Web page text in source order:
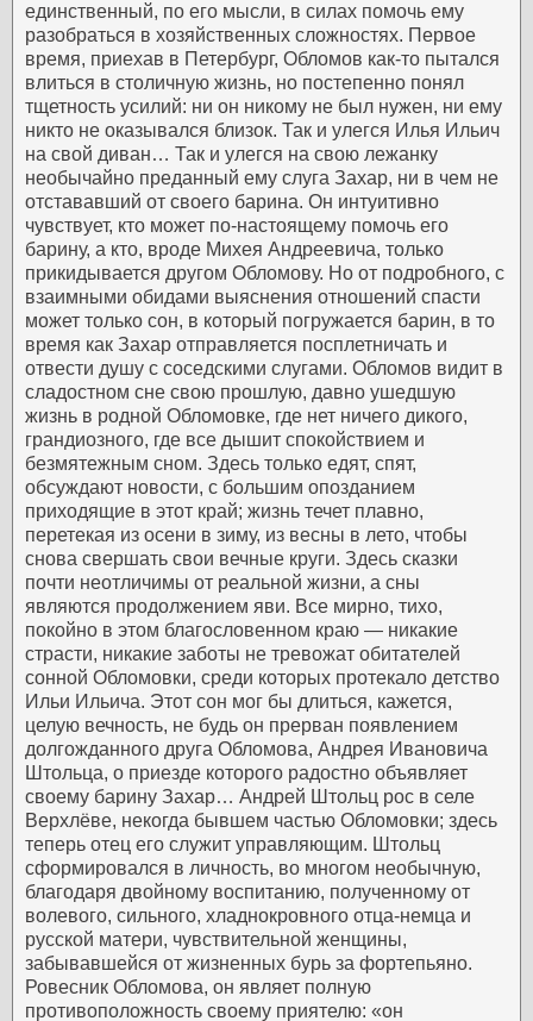
единственный, по его мысли, в силах помочь ему
разобраться в хозяйственных сложностях. Первое
время, приехав в Петербург, Обломов как-то пытался
влиться в столичную жизнь, но постепенно понял
тщетность усилий: ни он никому не был нужен, ни ему
никто не оказывался близок. Так и улегся Илья Ильич
на свой диван… Так и улегся на свою лежанку
необычайно преданный ему слуга Захар, ни в чем не
отстававший от своего барина. Он интуитивно
чувствует, кто может по-настоящему помочь его
барину, а кто, вроде Михея Андреевича, только
прикидывается другом Обломову. Но от подробного, с
взаимными обидами выяснения отношений спасти
может только сон, в который погружается барин, в то
время как Захар отправляется посплетничать и
отвести душу с соседскими слугами. Обломов видит в
сладостном сне свою прошлую, давно ушедшую
жизнь в родной Обломовке, где нет ничего дикого,
грандиозного, где все дышит спокойствием и
безмятежным сном. Здесь только едят, спят,
обсуждают новости, с большим опозданием
приходящие в этот край; жизнь течет плавно,
перетекая из осени в зиму, из весны в лето, чтобы
снова свершать свои вечные круги. Здесь сказки
почти неотличимы от реальной жизни, а сны
являются продолжением яви. Все мирно, тихо,
покойно в этом благословенном краю — никакие
страсти, никакие заботы не тревожат обитателей
сонной Обломовки, среди которых протекало детство
Ильи Ильича. Этот сон мог бы длиться, кажется,
целую вечность, не будь он прерван появлением
долгожданного друга Обломова, Андрея Ивановича
Штольца, о приезде которого радостно объявляет
своему барину Захар… Андрей Штольц рос в селе
Верхлёве, некогда бывшем частью Обломовки; здесь
теперь отец его служит управляющим. Штольц
сформировался в личность, во многом необычную,
благодаря двойному воспитанию, полученному от
волевого, сильного, хладнокровного отца-немца и
русской матери, чувствительной женщины,
забывавшейся от жизненных бурь за фортепьяно.
Ровесник Обломова, он являет полную
противоположность своему приятелю: «он